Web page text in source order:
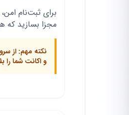
برای ثبت‌نام
مجزا بسازید که
و اکانت شما را